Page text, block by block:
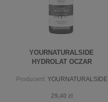
YOURNATURALSIDE
HYDROLAT OCZAR
Producent: YOURNATURALSIDE
29,40 zł